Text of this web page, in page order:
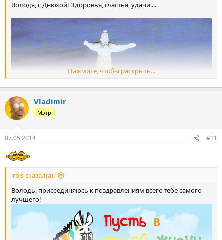
Володя, с Днюхой! Здоровья, счастья, удачи....
Нажмите, чтобы раскрыть...
Vladimir
Мэтр
07.05.2014 #11
irbis сказал(а):
Володь, присоединяюсь к поздравлениям всего тебе самого
лучшего!